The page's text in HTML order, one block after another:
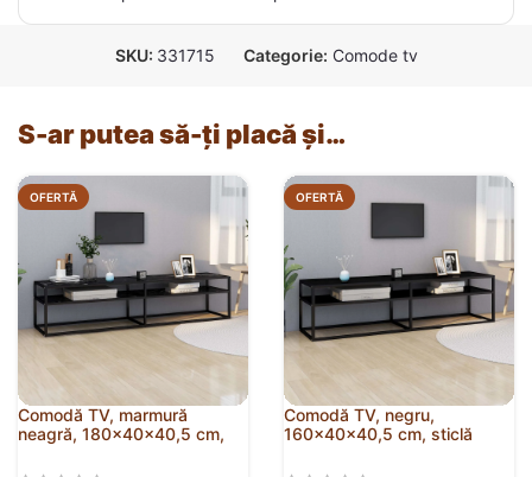
SKU: 331715 Categorie: Comode tv
S-ar putea să-ți placă și…
OFERTĂ
Comodă TV, marmură
neagră, 180x40x40,5 cm,
OFERTĂ
Comodă TV, negru,
160x40x40,5 cm, sticlă